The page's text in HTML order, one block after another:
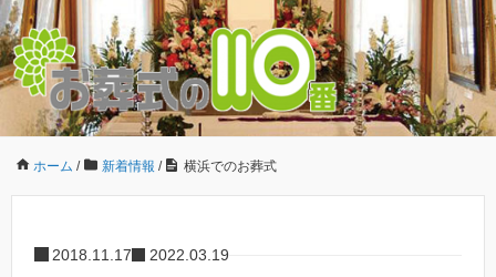
ホーム / 新着情報 / 横浜でのお葬式
2018.11.17 2022.03.19